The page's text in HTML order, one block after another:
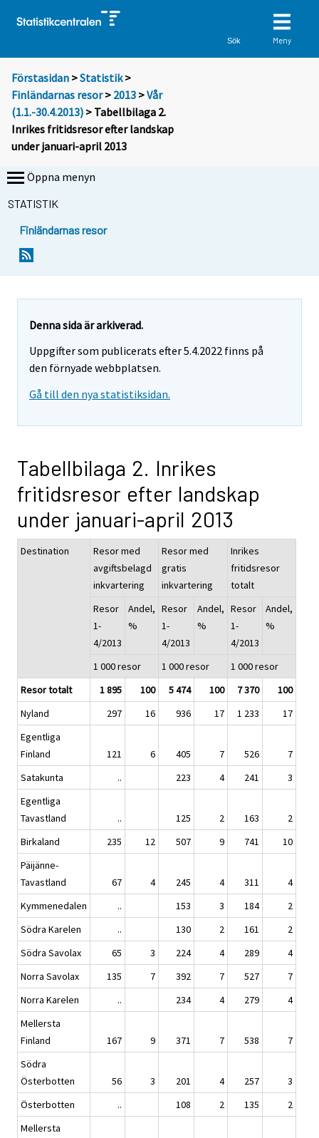
Sök Meny
Förstasidan >Statistik >
Finländarnas resor> 2013 >Vår
(1.1.-30.4.2013) > Tabellbilaga 2.
Inrikes fritidsresor efter landskap
under januari-april 2013
Öppna menyn
STATISTIK
Finländarnas resor
Denna sida är arkiverad.
Uppgifter som publicerats efter 5.4.2022 finns på
den förnyade webbplatsen.
Gå till den nya statistiksidan.
Tabellbilaga 2. Inrikes
fritidsresor efter landskap
under januari-april 2013
Destination
Resor med
avgiftsbelagd
inkvartering
Resor med
gratis
inkvartering
Inrikes
fritidsresor
totalt
Resor
1-
4/2013
Andel,
%
Resor
1-
4/2013
Andel,
%
Resor
1-
4/2013
Andel,
%
1 000 resor 1 000 resor
1 000 resor
Resor totalt
1 895 100 5 474 100 7 370
100
Nyland
297 16 936 17 1 233
17
Egentliga
Finland
121 6 405 7 526
7
Satakunta
.. 223 4 241
3
Egentliga
Tavastland
.. 125 2 163
2
Birkaland
235 12 507 9 741
10
Päijänne-
Tavastland
67 4 245 4 311
4
Kymmenedalen
.. 153 3 184
2
Södra Karelen
.. 130 2 161
2
Södra Savolax
65 3 224 4 289
4
Norra Savolax
135 7 392 7 527
7
Norra Karelen
.. 234 4 279
4
Mellersta
Finland
167 9 371 7 538
7
Södra
Österbotten
56 3 201 4 257
3
Österbotten
.. 108 2 135
2
Mellersta